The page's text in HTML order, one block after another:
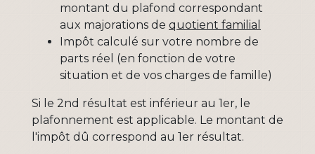
montant du plafond correspondant
aux majorations de quotient familial
Impôt calculé sur votre nombre de
parts réel (en fonction de votre
situation et de vos charges de famille)
Si le 2nd résultat est inférieur au 1er, le
plafonnement est applicable. Le montant de
l'impôt dû correspond au 1er résultat.